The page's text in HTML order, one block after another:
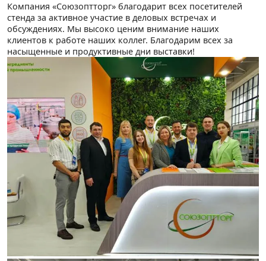
Компания «Союзоптторг» благодарит всех посетителей
стенда за активное участие в деловых встречах и
обсуждениях. Мы высоко ценим внимание наших
клиентов к работе наших коллег. Благодарим всех за
насыщенные и продуктивные дни выставки!